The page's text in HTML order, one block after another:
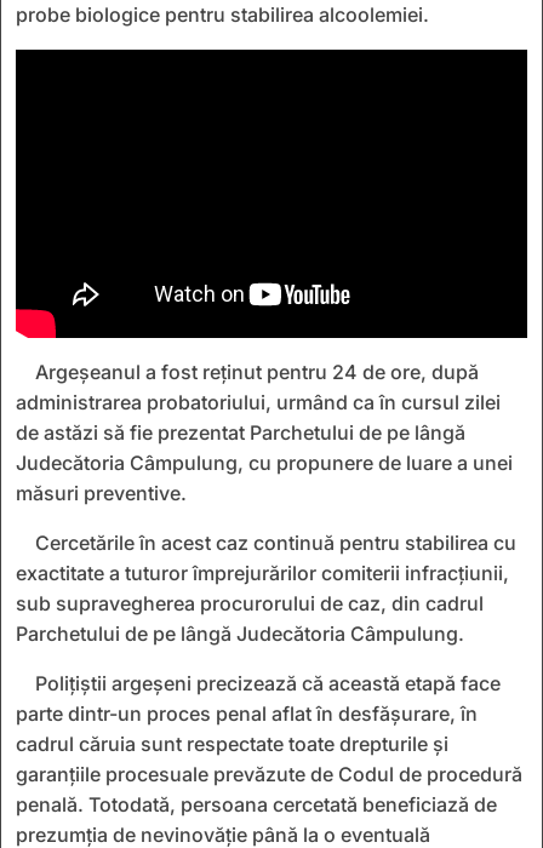
probe biologice pentru stabilirea alcoolemiei.
Argeșeanul a fost reținut pentru 24 de ore, după
administrarea probatoriului, urmând ca în cursul zilei
de astăzi să fie prezentat Parchetului de pe lângă
Judecătoria Câmpulung, cu propunere de luare a unei
măsuri preventive.
Cercetările în acest caz continuă pentru stabilirea cu
exactitate a tuturor împrejurărilor comiterii infracțiunii,
sub supravegherea procurorului de caz, din cadrul
Parchetului de pe lângă Judecătoria Câmpulung.
Polițiștii argeșeni precizează că această etapă face
parte dintr-un proces penal aflat în desfășurare, în
cadrul căruia sunt respectate toate drepturile și
garanțiile procesuale prevăzute de Codul de procedură
penală. Totodată, persoana cercetată beneficiază de
prezumția de nevinovăție până la o eventuală